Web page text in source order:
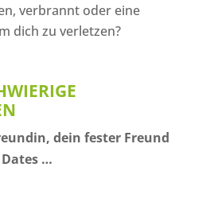
verbrannt oder eine
dich zu verletzen?
dein fester Freund
…